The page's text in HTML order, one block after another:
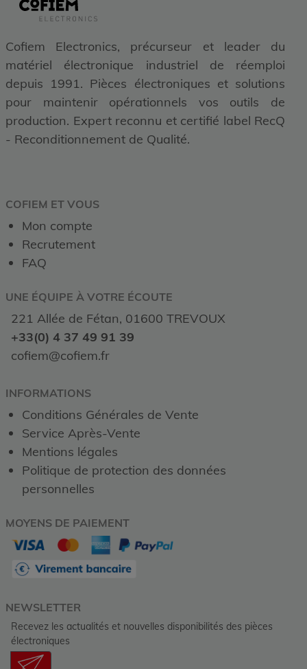
Cofiem Electronics, précurseur et leader du
matériel électronique industriel de réemploi
depuis 1991. Pièces électroniques et solutions
pour maintenir opérationnels vos outils de
production. Expert reconnu et certifié label RecQ
- Reconditionnement de Qualité.
COFIEM ET VOUS
Mon compte
Recrutement
FAQ
UNE ÉQUIPE À VOTRE ÉCOUTE
221 Allée de Fétan, 01600 TREVOUX
+33(0) 4 37 49 91 39
cofiem@cofiem.fr
INFORMATIONS
Conditions Générales de Vente
Service Après-Vente
Mentions légales
Politique de protection des données
personnelles
MOYENS DE PAIEMENT
NEWSLETTER
Recevez les actualités et nouvelles disponibilités des pièces
électroniques